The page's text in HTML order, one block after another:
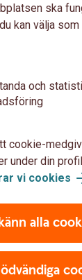
ska
kan välja
och
cookie-
under din
vi cookies
alla